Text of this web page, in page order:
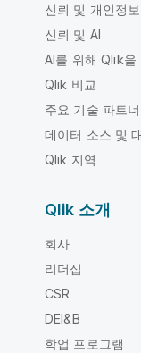
신뢰 및 개인정
신뢰 및 AI
AI를 위해 Qlik을
Qlik 비교
주요 기술 파트너
데이터 소스 및
Qlik 지역
Qlik 소개
회사
리더십
CSR
DEI&B
학업 프로그램